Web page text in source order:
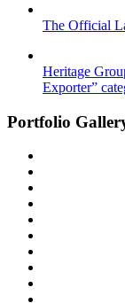
The Official
Heritage
Exporter”
Portfolio